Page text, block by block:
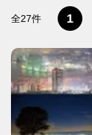
条
全27件
1